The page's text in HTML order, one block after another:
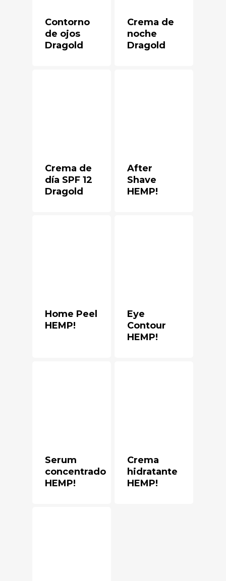
Contorno
de ojos
Dragold
Crema de
noche
Dragold
Crema de
día SPF 12
Dragold
After
Shave
HEMP!
Home Peel
HEMP!
Eye
Contour
HEMP!
Serum
concentrado
HEMP!
Crema
hidratante
HEMP!